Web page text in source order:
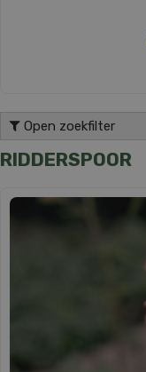
Open zoekfilter
RIDDERSPOOR